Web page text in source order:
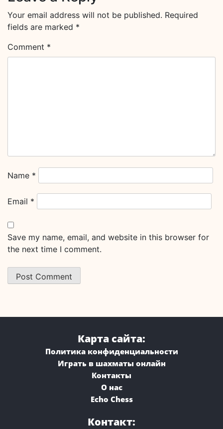
Your email address will not be published. Required
fields are marked *
Comment *
Name *
Email *
Save my name, email, and website in this browser for
the next time I comment.
Карта сайта:
Политика конфиденциальности
Играть в шахматы онлайн
Контакты
О нас
Echo Chess
Контакт: